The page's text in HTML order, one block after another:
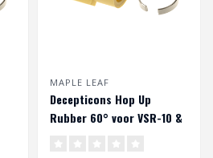
MAPLE LEAF
Decepticons Hop Up
Rubber 60° voor VSR-10 &